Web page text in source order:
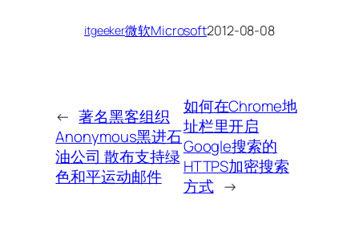
itgeeker微软Microsoft2012-08-08
← 著名黑客组织
Anonymous黑进石
油公司 散布支持绿
色和平运动邮件
如何在Chrome地
址栏里开启
Google搜索的
HTTPS加密搜索
方式 →